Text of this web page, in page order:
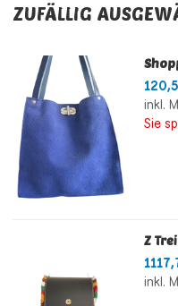
ZUFÄLLIG
inkl.
Sie
Z
inkl.